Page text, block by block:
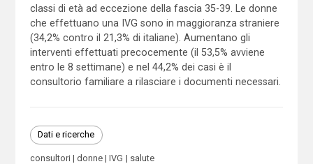
classi di età ad eccezione della fascia 35-39. Le donne
che effettuano una IVG sono in maggioranza straniere
(34,2% contro il 21,3% di italiane). Aumentano gli
interventi effettuati precocemente (il 53,5% avviene
entro le 8 settimane) e nel 44,2% dei casi è il
consultorio familiare a rilasciare i documenti necessari.
Dati e ricerche
consultori donne IVG salute